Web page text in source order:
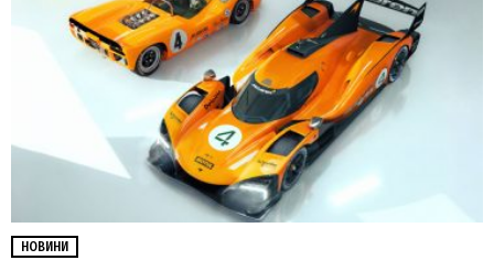
НОВИНИ